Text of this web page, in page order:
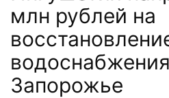
млн рублей на
Запорожье